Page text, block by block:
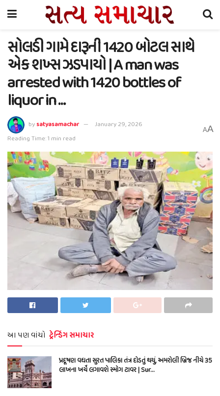
સોલડી ગામે દારૂની 1420 બોટલ સાથે
એક શખ્સ ઝડપાયો | A man was
arrested with 1420 bottles of
liquor in …
bysatyasamachar
January 29, 2026
Reading Time: 1 min read
AA
આ પણ વાંચો ટ્રેન્ડિંગ સમાચાર
પ્રદૂષણ વધતા સુરત પાલિકા તંત્ર દોડતું થયું, અમરોલી બ્રિજ નીચે 35
લાખના ખર્ચે લગાવશે સ્મોગ ટાવર | Sur…